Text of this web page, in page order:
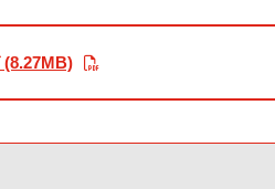
(8.27MB)